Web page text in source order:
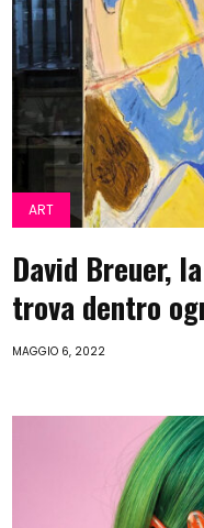
ART
David Breuer,
trova dentro
MAGGIO 6, 2022